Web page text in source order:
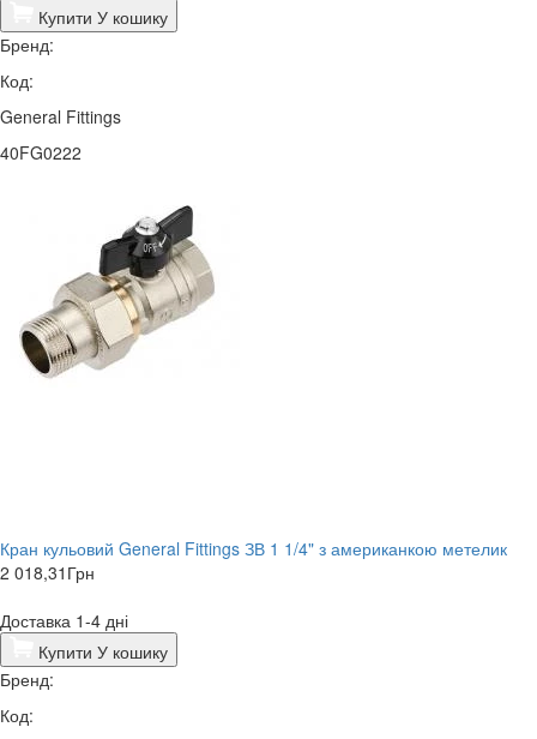
Купити У кошику
Бренд:
Код:
General Fittings
40FG0222
Кран кульовий General Fittings ЗВ 1 1/4" з американкою метелик
2 018,31 Грн
Доставка 1-4 дні
Купити У кошику
Бренд:
Код: